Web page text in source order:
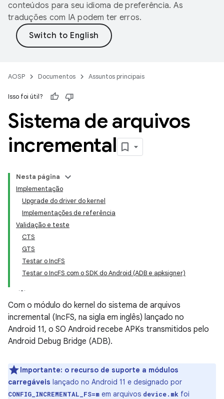
conteúdos para seu idioma de preferência. As
traduções com IA podem ter erros.
AOSP Documentos Assuntos principais
Isso foi útil?
Sistema de arquivos
incremental
Nesta página
Implementação
Upgrade do driver do kernel
Implementações de referência
Validação e teste
CTS
GTS
Testar o IncFS
Testar o IncFS com o SDK do Android (ADB e apksigner)
Com o módulo do kernel do sistema de arquivos
incremental (IncFS, na sigla em inglês) lançado no
Android 11, o SO Android recebe APKs transmitidos pelo
Android Debug Bridge (ADB).
Importante: o recurso de suporte a módulos
carregáveis lançado no Android 11 e designado por
CONFIG_INCREMENTAL_FS=m em arquivos device.mk foi